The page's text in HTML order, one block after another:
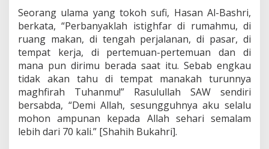
Seorang ulama yang tokoh sufi, Hasan Al-Bashri,
berkata, “Perbanyaklah istighfar di rumahmu, di
ruang makan, di tengah perjalanan, di pasar, di
tempat kerja, di pertemuan-pertemuan dan di
mana pun dirimu berada saat itu. Sebab engkau
tidak akan tahu di tempat manakah turunnya
maghfirah Tuhanmu!” Rasulullah SAW sendiri
bersabda, “Demi Allah, sesungguhnya aku selalu
mohon ampunan kepada Allah sehari semalam
lebih dari 70 kali.” [Shahih Bukahri].